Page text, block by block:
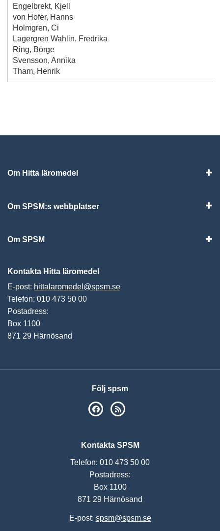
Engelbrekt, Kjell
von Hofer, Hanns
Holmgren, Ci
Lagergren Wahlin, Fredrika
Ring, Börge
Svensson, Annika
Tham, Henrik
Om Hitta läromedel
Om SPSM:s webbplatser
Om SPSM
Kontakta Hitta läromedel
E-post: hittalaromedel@spsm.se
Telefon: 010 473 50 00
Postadress:
Box 1100
871 29 Härnösand
Följ spsm
SPSM på Facebook
Kontakta SPSM
Telefon: 010 473 50 00
Postadress:
Box 1100
871 29 Härnösand
E-post: spsm@spsm.se